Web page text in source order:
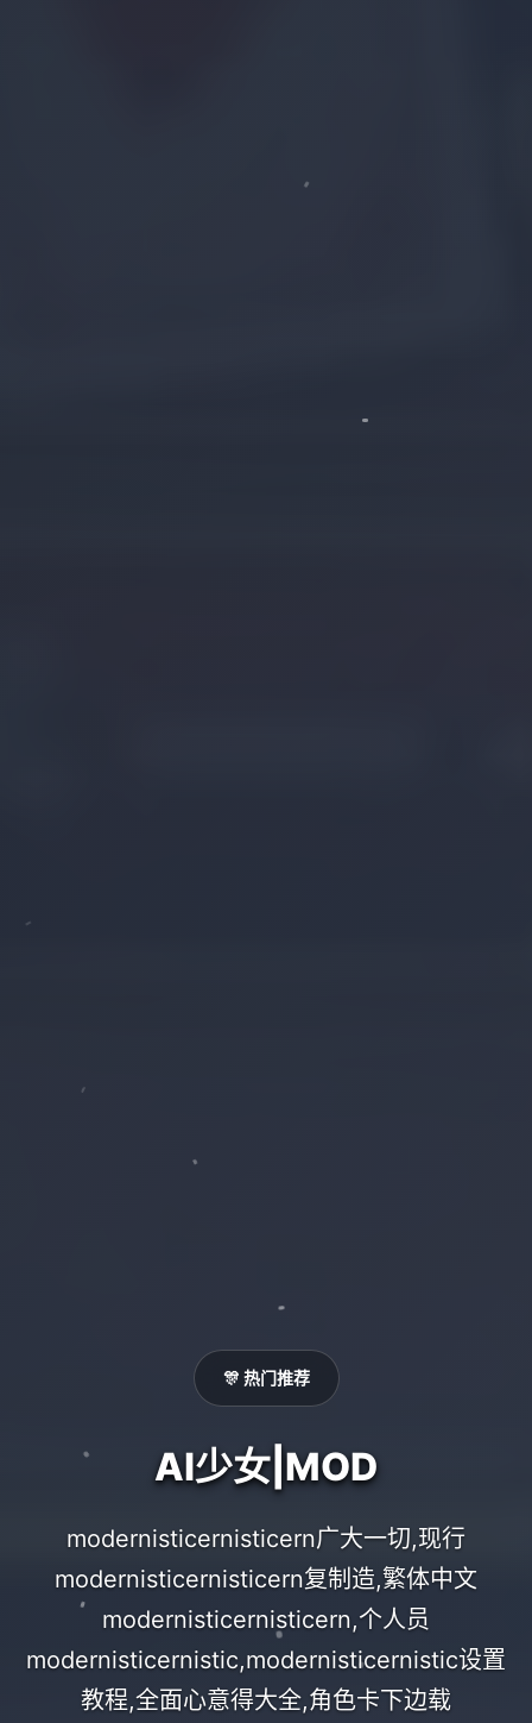
🎊 热门推荐
AI少女|MOD
modernisticernisticern广大一切,现行
modernisticernisticern复制造,繁体中文
modernisticernisticern,个人员
modernisticernistic,modernisticernistic设置
教程,全面心意得大全,角色卡下边载